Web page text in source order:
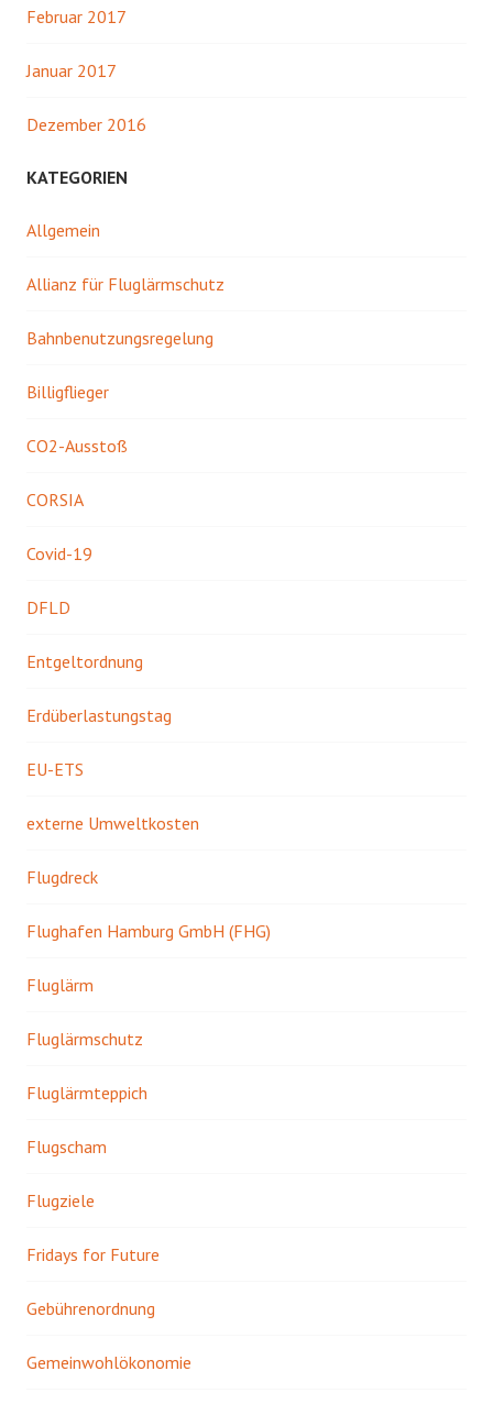
Februar 2017
Januar 2017
Dezember 2016
KATEGORIEN
Allgemein
Allianz für Fluglärmschutz
Bahnbenutzungsregelung
Billigflieger
CO2-Ausstoß
CORSIA
Covid-19
DFLD
Entgeltordnung
Erdüberlastungstag
EU-ETS
externe Umweltkosten
Flugdreck
Flughafen Hamburg GmbH (FHG)
Fluglärm
Fluglärmschutz
Fluglärmteppich
Flugscham
Flugziele
Fridays for Future
Gebührenordnung
Gemeinwohlökonomie